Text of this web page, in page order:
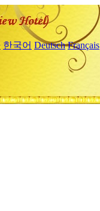
한국어 Deutsch Français